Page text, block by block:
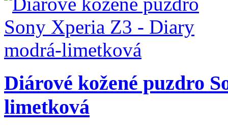
Diárové kožené puzdro
limetková